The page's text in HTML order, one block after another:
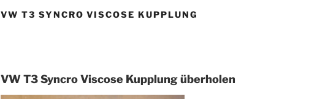
VW T3 SYNCRO VISCOSE KUPPLUNG
VW T3 Syncro Viscose Kupplung überholen